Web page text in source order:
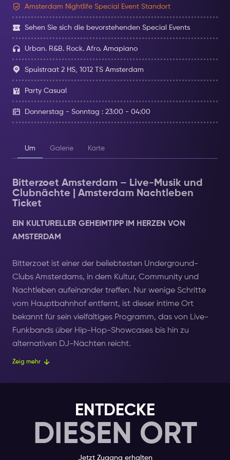
Amsterdam Nightlife Special Event Standort
Sehen Sie sich die bevorstehenden Special Events
Urban. R&B. Rock. Afro. Amapiano
Spuistraat 2 HS, 1012 TS Amsterdam
Party Casual
Donnerstag - Sonntag : 23:00 - 04:00
Um Galerie Karte
Bitterzoet Amsterdam – Live-Musik und
Clubnächte | Amsterdam Nachtleben
Ticket
EIN KULTURELLER GEHEIMTIPP IM HERZEN VON
AMSTERDAM
Bitterzoet ist einer der beliebtesten Underground-
Clubs Amsterdams, in dem Kultur, Community und
Nachtleben aufeinander treffen. Nur wenige Schritte
vom Hauptbahnhof entfernt, ist dieser intime Ort
bekannt für sein vielfältiges Programm, das von Live-
Funkbands über Hip-Hop-Showcases bis hin zu
alternativen DJ-Nächten reicht.
Atmosphäre – mit Graffiti-bedeckten Wänden,
Zwischengeschoss mit Blick auf die Tanzfläche. Es ist
die Art von Ort, an den man wegen der Musik kommt
und wegen der Energie bleibt.
Zeig mehr
ENTDECKE
DIESEN ORT
Jetzt Zugang erhalten